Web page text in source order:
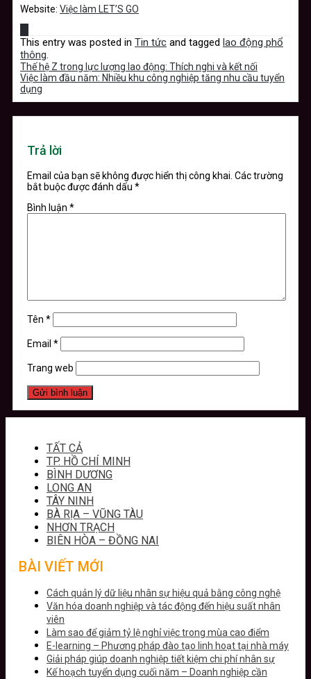
Website: Việc làm LET’S GO
This entry was posted in Tin tức and tagged lao động phổ
thông.
Thế hệ Z trong lực lượng lao động: Thích nghi và kết nối
Việc làm đầu năm: Nhiều khu công nghiệp tăng nhu cầu tuyển
dụng
Trả lời
Email của bạn sẽ không được hiển thị công khai. Các trường
bắt buộc được đánh dấu *
Bình luận *
Tên *
Email *
Trang web
TẤT CẢ
TP. HỒ CHÍ MINH
BÌNH DƯƠNG
LONG AN
TÂY NINH
BÀ RỊA – VŨNG TÀU
NHƠN TRẠCH
BIÊN HÒA – ĐỒNG NAI
BÀI VIẾT MỚI
Cách quản lý dữ liệu nhân sự hiệu quả bằng công nghệ
Văn hóa doanh nghiệp và tác động đến hiệu suất nhân
viên
Làm sao để giảm tỷ lệ nghỉ việc trong mùa cao điểm
E-learning – Phương pháp đào tạo linh hoạt tại nhà máy
Giải pháp giúp doanh nghiệp tiết kiệm chi phí nhân sự
Kế hoạch tuyển dụng cuối năm – Doanh nghiệp cần